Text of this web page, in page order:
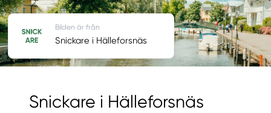
Snickare i Hälleforsnäs
Bilden är från
Snickare i Hälleforsnäs